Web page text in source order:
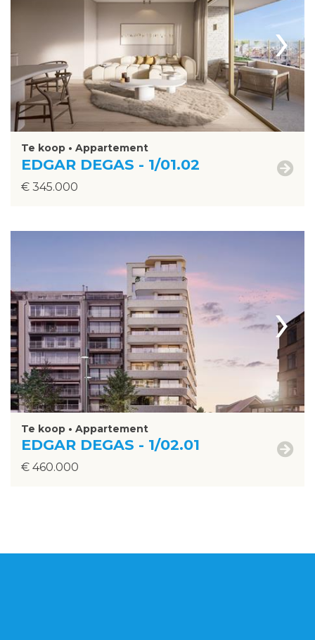
›
Te koop • Appartement
EDGAR DEGAS - 1/01.02
€ 345.000
›
Te koop • Appartement
EDGAR DEGAS - 1/02.01
€ 460.000